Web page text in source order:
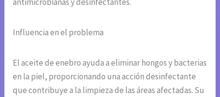
Influencia en el problema
El aceite de enebro ayuda a eliminar hongos y bacterias
en la piel, proporcionando una acción desinfectante
que contribuye a la limpieza de las áreas afectadas. Su